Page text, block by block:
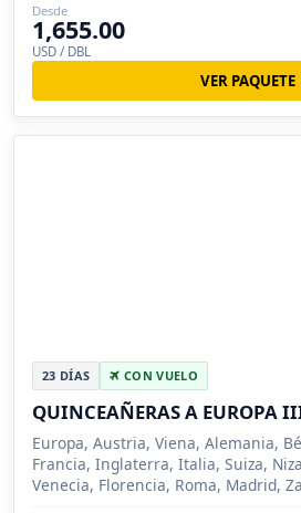
Desde
1,655.00
USD / DBL
VER PAQUETE
23 DÍAS CON VUELO
QUINCEAÑERAS A EUROPA
Europa, Austria, Viena, Alemania,
Francia, Inglaterra, Italia, Suiza,
Venecia, Florencia, Roma, Madrid,